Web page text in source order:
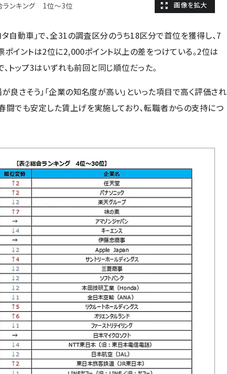
ランキング 1位～3位
自動車」で、全31の調査区分のうち18区分で首位を獲得し、7
ポイントは2位に2,000ポイント以上の差をつけている。2位は
、トップ3はいずれも前回と同じ順位だった。
が良さそう」「企業の知名度が高い」といった項目で高く評価され
闘でも安定した賃上げを実施しており、転職者からの支持につ